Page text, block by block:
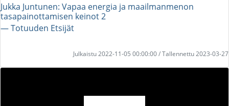
Jukka Juntunen: Vapaa energia ja maailmanmenon
tasapainottamisen keinot 2
― Totuuden Etsijät
Julkaistu 2022-11-05 00:00:00 / Tallennettu 2023-03-27